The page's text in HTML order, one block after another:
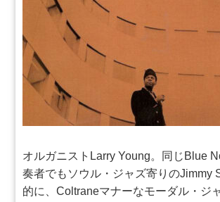
オルガニストLarry Young。同じBlue
奏者でもソウル・ジャズ寄りのJimmy
的に、Coltraneマナーなモーダル・ジ